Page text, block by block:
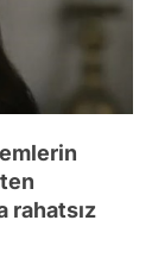
rahatsız